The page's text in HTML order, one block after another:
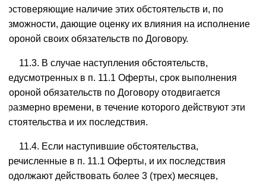
наличие этих обстоятельств и, по
дающие оценку их влияния на исполнение
своих обязательств по Договору.
11.3. В случае наступления обстоятельств,
в п. 11.1 Оферты, срок выполнения
обязательств по Договору отодвигается
времени, в течение которого действуют эти
и их последствия.
11.4. Если наступившие обстоятельства,
в п. 11.1 Оферты, и их последствия
действовать более 3 (трех) месяцев,